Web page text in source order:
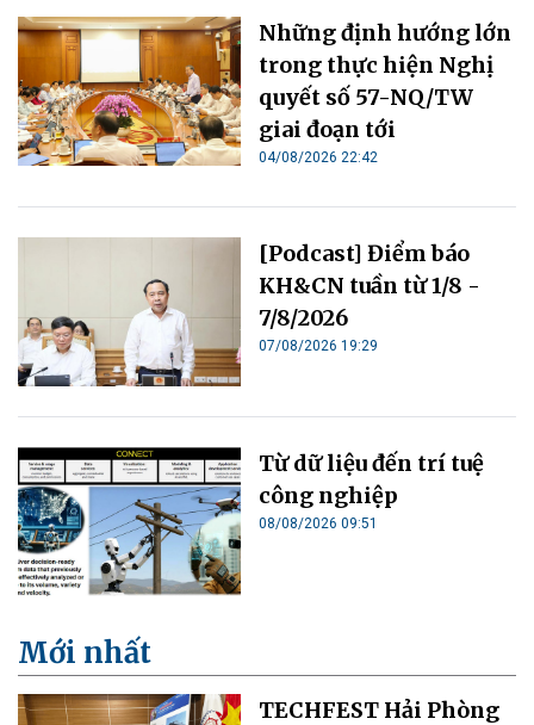
Những định hướng lớn
trong thực hiện Nghị
quyết số 57-NQ/TW
giai đoạn tới
04/08/2026 22:42
[Podcast] Điểm báo
KH&CN tuần từ 1/8 -
7/8/2026
07/08/2026 19:29
Từ dữ liệu đến trí tuệ
công nghiệp
08/08/2026 09:51
Mới nhất
TECHFEST Hải Phòng